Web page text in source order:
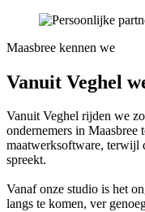
Maasbree kennen we
Vanuit Veghel
Vanuit Veghel rijden we
ondernemers in Maasbree
maatwerksoftware, terwijl
spreekt.
Vanaf onze studio is het
langs te komen, ver